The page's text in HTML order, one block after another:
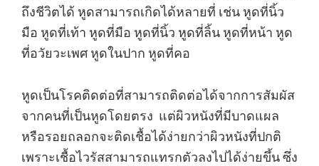
ถึงชีวิตได้ หูดสามารถเกิดได้หลายที่ เช่น หูดที่นิ้ว
มือ หูดที่เท้า หูดที่มือ หูดที่นิ้ว หูดที่ลิ้น หูดที่หน้า หูด
ที่อวัยวะเพศ หูดในปาก หูดที่คอ
หูดเป็นโรคติดต่อที่สามารถติดต่อได้จากการสัมผัส
จากคนที่เป็นหูดโดยตรง แต่ผิวหนังที่มีบาดแผล
หรือรอยถลอกจะติดเชื้อได้ง่ายกว่าผิวหนังที่ปกติ
เพราะเชื้อไวรัสสามารถแทรกตัวลงไปได้ง่ายขึ้น ซึ่ง